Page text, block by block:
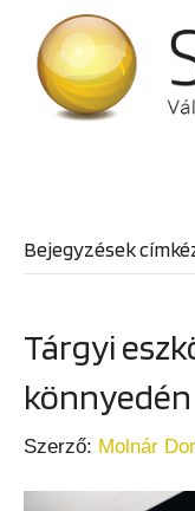
Bejegyzések
Tárgyi
könnyedén
Szerző: Molnár